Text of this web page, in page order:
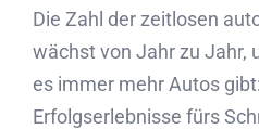
Die Zahl der zeitlosen
wächst von Jahr zu Jahr,
es immer mehr Autos
Erfolgserlebnisse fürs